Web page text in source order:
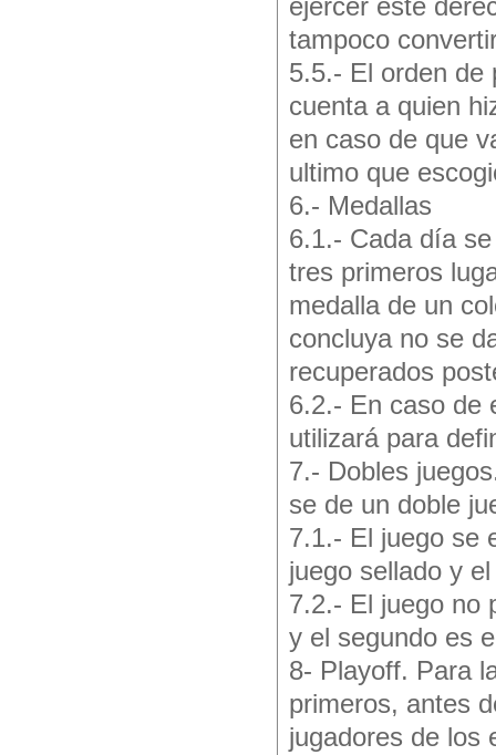
ejercer este
tampoco
5.5.- El orden de
cuenta a quien
en caso de que
ultimo que
6.- Medallas
6.1.- Cada día
tres primeros
medalla de un
concluya no se
recuperados
6.2.- En caso de
utilizará para
7.- Dobles
se de un doble
7.1.- El juego se
juego sellado y
7.2.- El juego no
y el segundo es
8- Playoff. Para
primeros, antes
jugadores de los